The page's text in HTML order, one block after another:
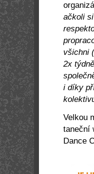
ačkoli
všichni
2x
i díky
Velkou
taneční
Dance